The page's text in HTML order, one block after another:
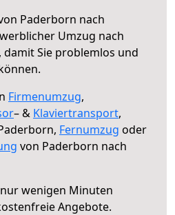
Paderborn nach
Umzug nach
, damit Sie problemlos und
Firmenumzug,
– & Klaviertransport,
Fernumzug oder
von Paderborn nach
wenigen Minuten
Angebote.